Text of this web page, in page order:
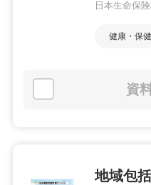
日本生命保
健康・保健
資
地域包